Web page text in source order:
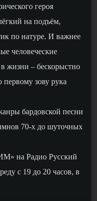
героя
на подъём,
по натуре. И важнее
человеческие
жизни – бескорыстно
первому зову рука
бардовской песни
70-х до шуточных
на Радио Русский
с 19 до 20 часов, в